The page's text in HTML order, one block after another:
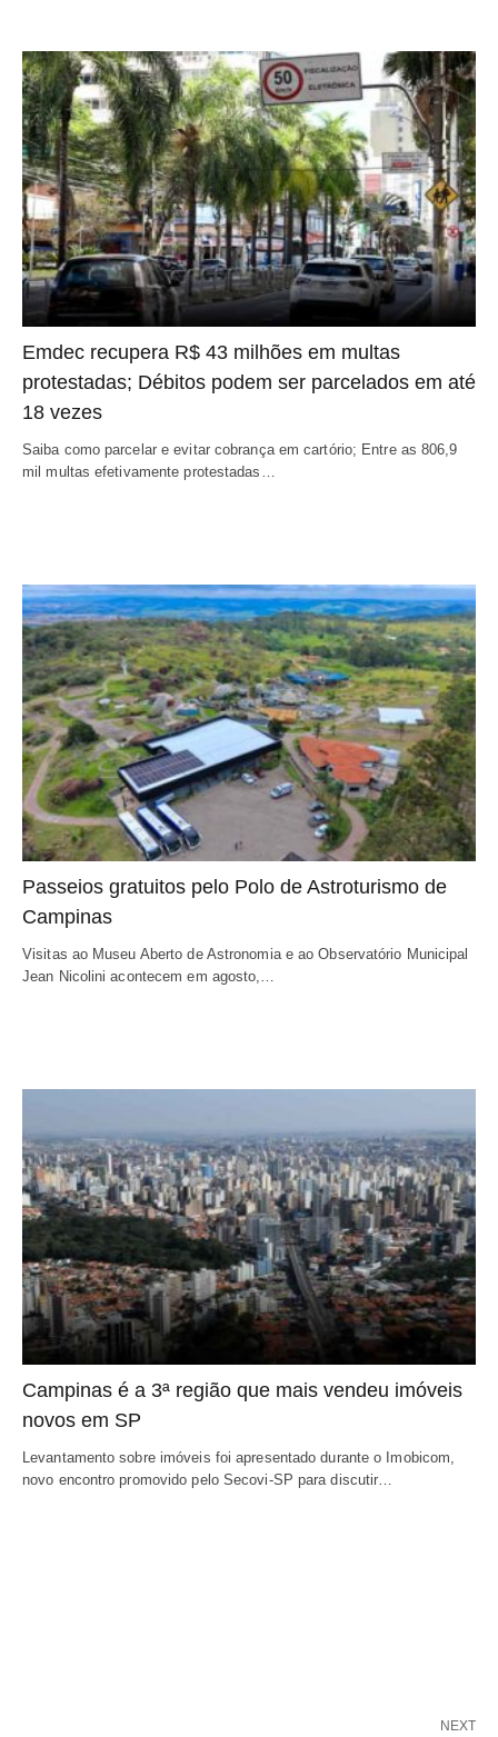
Emdec recupera R$ 43 milhões em multas
protestadas; Débitos podem ser parcelados em até
18 vezes
Saiba como parcelar e evitar cobrança em cartório; Entre as 806,9
mil multas efetivamente protestadas…
Passeios gratuitos pelo Polo de Astroturismo de
Campinas
Visitas ao Museu Aberto de Astronomia e ao Observatório Municipal
Jean Nicolini acontecem em agosto,…
Campinas é a 3ª região que mais vendeu imóveis
novos em SP
Levantamento sobre imóveis foi apresentado durante o Imobicom,
novo encontro promovido pelo Secovi-SP para discutir…
NEXT